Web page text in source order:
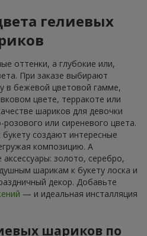
гелиевых
оттенки, а глубокие или,
При заказе выбирают
в бежевой цветовой гамме,
цвете, терракоте или
шариков для девочки
или сиреневого цвета.
создают интересные
композицию. А
золото, серебро,
шарикам к букету лоска и
декор. Добавьте
— и идеальная инсталляция
шариков по